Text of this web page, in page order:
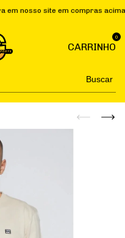
site em compras acima de
CARRINHO
0
Buscar